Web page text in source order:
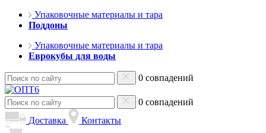
Упаковочные материалы и тара
Поддоны
Упаковочные материалы и тара
Еврокубы для воды
0 совпадений
0 совпадений
Доставка
Контакты